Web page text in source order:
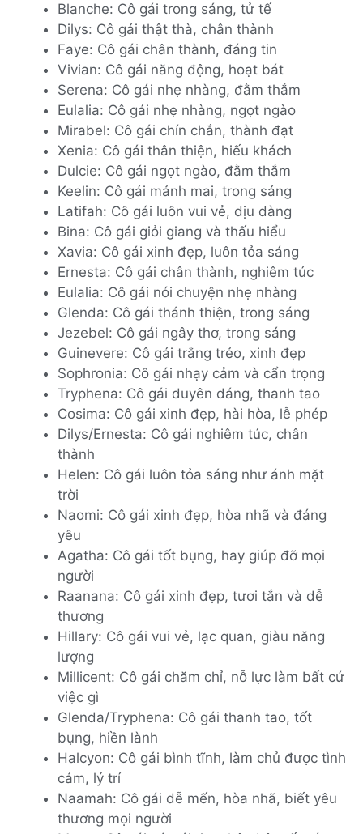
Blanche: Cô gái trong sáng, tử tế
Dilys: Cô gái thật thà, chân thành
Faye: Cô gái chân thành, đáng tin
Vivian: Cô gái năng động, hoạt bát
Serena: Cô gái nhẹ nhàng, đằm thắm
Eulalia: Cô gái nhẹ nhàng, ngọt ngào
Mirabel: Cô gái chín chắn, thành đạt
Xenia: Cô gái thân thiện, hiếu khách
Dulcie: Cô gái ngọt ngào, đằm thắm
Keelin: Cô gái mảnh mai, trong sáng
Latifah: Cô gái luôn vui vẻ, dịu dàng
Bina: Cô gái giỏi giang và thấu hiểu
Xavia: Cô gái xinh đẹp, luôn tỏa sáng
Ernesta: Cô gái chân thành, nghiêm túc
Eulalia: Cô gái nói chuyện nhẹ nhàng
Glenda: Cô gái thánh thiện, trong sáng
Jezebel: Cô gái ngây thơ, trong sáng
Guinevere: Cô gái trắng trẻo, xinh đẹp
Sophronia: Cô gái nhạy cảm và cẩn trọng
Tryphena: Cô gái duyên dáng, thanh tao
Cosima: Cô gái xinh đẹp, hài hòa, lễ phép
Dilys/Ernesta: Cô gái nghiêm túc, chân
thành
Helen: Cô gái luôn tỏa sáng như ánh mặt
trời
Naomi: Cô gái xinh đẹp, hòa nhã và đáng
yêu
Agatha: Cô gái tốt bụng, hay giúp đỡ mọi
người
Raanana: Cô gái xinh đẹp, tươi tắn và dễ
thương
Hillary: Cô gái vui vẻ, lạc quan, giàu năng
lượng
Millicent: Cô gái chăm chỉ, nỗ lực làm bất cứ
việc gì
Glenda/Tryphena: Cô gái thanh tao, tốt
bụng, hiền lành
Halcyon: Cô gái bình tĩnh, làm chủ được tình
cảm, lý trí
Naamah: Cô gái dễ mến, hòa nhã, biết yêu
thương mọi người